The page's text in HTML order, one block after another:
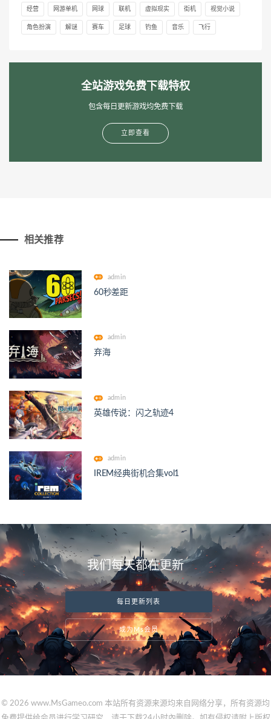
经营 网游单机 网球 联机 虚拟现实 街机 视觉小说
角色扮演 解谜 赛车 足球 钓鱼 音乐 飞行
全站游戏免费下载特权
包含每日更新游戏均免费下载
立即查看
相关推荐
admin
60秒差距
admin
弃海
admin
英雄传说：闪之轨迹4
admin
IREM经典街机合集vol1
我们每天都在更新
每日更新列表
成为Ms会员
© 2026 www.MsGameo.com 本站所有资源来源均来自网络分享，所有资源均